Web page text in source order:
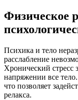
Физическое
Психика и тело
расслабление
Хронический стресс
напряжении все
что позволяет
релакса.